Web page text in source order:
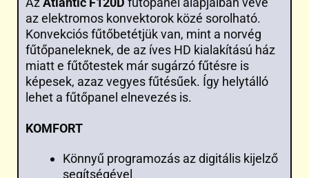
az elektromos konvektorok közé sorolható.
Konvekciós fűtőbetétjük van, mint a norvég
fűtőpaneleknek, de az íves HD kialakítású ház
miatt e fűtőtestek már sugárzó fűtésre is
képesek, azaz vegyes fűtésűek. Így helytálló
lehet a fűtőpanel elnevezés is.
KOMFORT
Könnyű programozás az digitális kijelző
segítségével